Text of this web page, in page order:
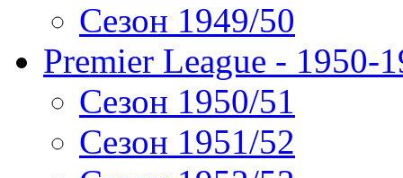
Сезон 1949/50
Premier League - 1950-
Сезон 1950/51
Сезон 1951/52